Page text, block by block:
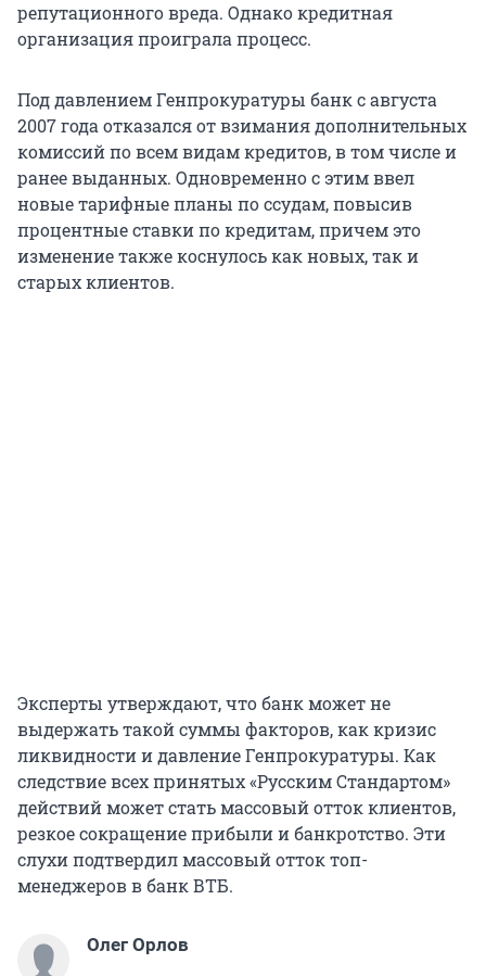
репутационного вреда. Однако кредитная
организация проиграла процесс.
Под давлением Генпрокуратуры банк с августа
2007 года отказался от взимания дополнительных
комиссий по всем видам кредитов, в том числе и
ранее выданных. Одновременно с этим ввел
новые тарифные планы по ссудам, повысив
процентные ставки по кредитам, причем это
изменение также коснулось как новых, так и
старых клиентов.
Эксперты утверждают, что банк может не
выдержать такой суммы факторов, как кризис
ликвидности и давление Генпрокуратуры. Как
следствие всех принятых «Русским Стандартом»
действий может стать массовый отток клиентов,
резкое сокращение прибыли и банкротство. Эти
слухи подтвердил массовый отток топ-
менеджеров в банк ВТБ.
Олег Орлов